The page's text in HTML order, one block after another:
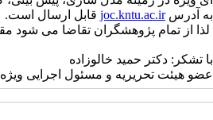
به آدرسjoc.kntu.ac.ir قابل ارسال است.
لذا از تمام پژوهشگران تقاضا می شود
با تشکر: دکتر حمید خالوزاده
عضو هیئت تحریریه و مسئول اجرایی